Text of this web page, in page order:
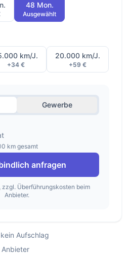
48 Mon.
Ausgewählt
km/J.
+34 €
20.000 km/J.
+59 €
Gewerbe
km gesamt
anfragen
Überführungskosten beim
Anbieter.
Aufschlag